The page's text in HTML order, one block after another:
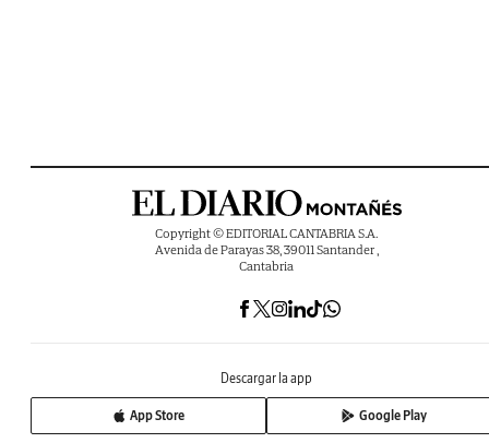
Copyright © EDITORIAL CANTABRIA S.A.
Avenida de Parayas 38, 39011 Santander ,
Cantabria
Descargar la app
App Store Google Play